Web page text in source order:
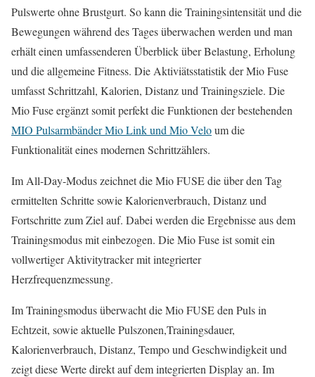
Pulswerte ohne Brustgurt. So kann die Trainingsintensität und die
Bewegungen während des Tages überwachen werden und man
erhält einen umfassenderen Überblick über Belastung, Erholung
und die allgemeine Fitness. Die Aktiviätsstatistik der Mio Fuse
umfasst Schrittzahl, Kalorien, Distanz und Trainingsziele. Die
Mio Fuse ergänzt somit perfekt die Funktionen der bestehenden
MIO Pulsarmbänder Mio Link und Mio Veloum die
Funktionalität eines modernen Schrittzählers.
Im All-Day-Modus zeichnet die Mio FUSE die über den Tag
ermittelten Schritte sowie Kalorienverbrauch, Distanz und
Fortschritte zum Ziel auf. Dabei werden die Ergebnisse aus dem
Trainingsmodus mit einbezogen. Die Mio Fuse ist somit ein
vollwertiger Aktivitytracker mit integrierter
Herzfrequenzmessung.
Im Trainingsmodus überwacht die Mio FUSE den Puls in
Echtzeit, sowie aktuelle Pulszonen,Trainingsdauer,
Kalorienverbrauch, Distanz, Tempo und Geschwindigkeit und
zeigt diese Werte direkt auf dem integrierten Display an. Im